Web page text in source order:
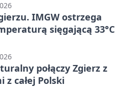
IMGW ostrzega
sięgającą 33°C
połączy Zgierz z
całej Polski